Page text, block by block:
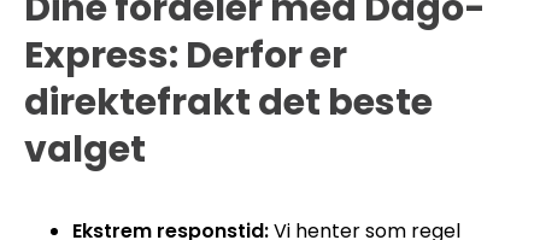
Express: Derfor er
direktefrakt det beste
valget
Ekstrem responstid:Vi henter som regel